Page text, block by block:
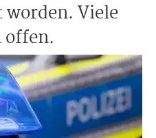
Viele
offen.